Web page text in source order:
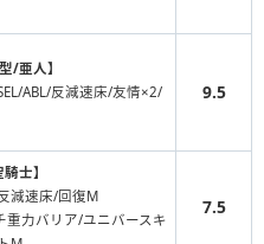
/亜人】
ABL/反減速床/友情×2/
9.5
士】
減速床/回復M
重力バリア/ユニバースキ
7.5